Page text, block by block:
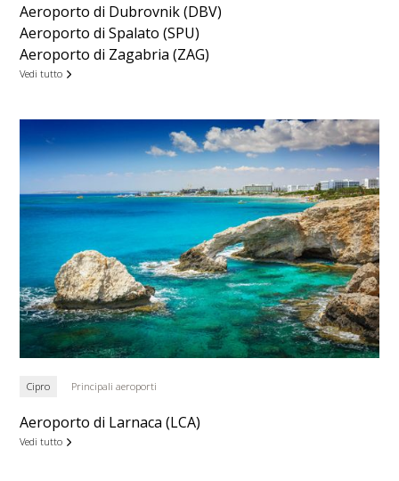
Aeroporto di Dubrovnik (DBV)
Aeroporto di Spalato (SPU)
Aeroporto di Zagabria (ZAG)
Vedi tutto
Cipro Principali aeroporti
Aeroporto di Larnaca (LCA)
Vedi tutto